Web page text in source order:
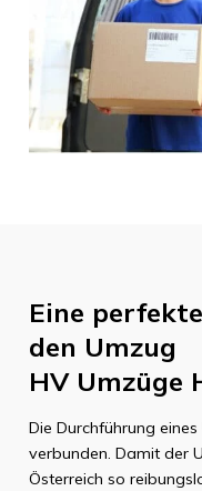
Eine
den Umzug
HV Umzüge
Die Durchführung
verbunden. Damit der
Österreich so